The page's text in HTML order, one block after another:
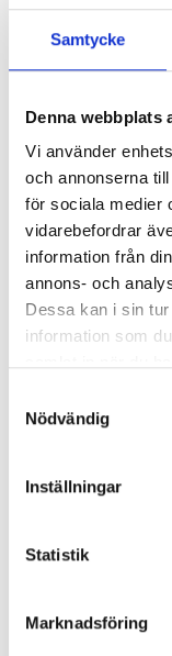
Samtycke
Denna webbplats
Vi använder
och annonserna
för sociala medier
vidarebefordrar
information från
annons- och
Dessa kan i sin
information som
Nödvändig
Inställningar
Statistik
Marknadsföring
EIVA 100MM
Antal i lager: 4